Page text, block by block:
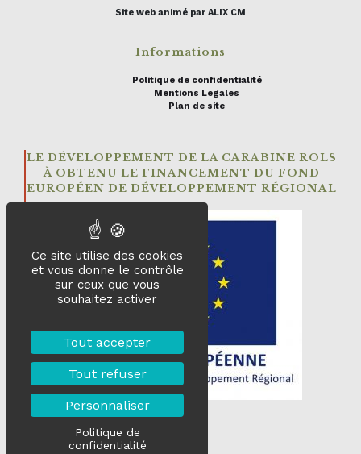
Site web animé par ALIX CM
Informations
Politique de confidentialité
Mentions Legales
Plan de site
LE DÉVELOPPEMENT DE LA CARABINE ROLS
À OBTENU LE FINANCEMENT DU FOND
EUROPÉEN DE DÉVELOPPEMENT RÉGIONAL
Ce site utilise des cookies
et vous donne le contrôle
sur ceux que vous
souhaitez activer
Tout accepter
Tout refuser
Personnaliser
Politique de
confidentialité